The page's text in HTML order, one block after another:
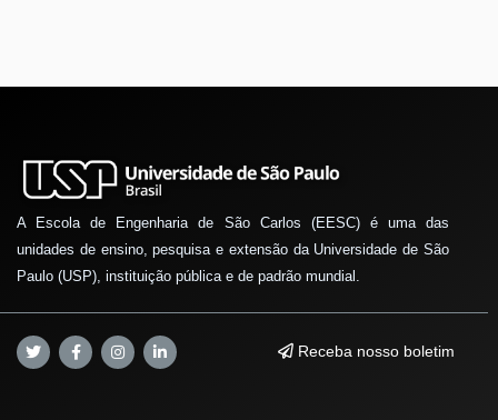
A Escola de Engenharia de São Carlos (EESC) é uma das
unidades de ensino, pesquisa e extensão da Universidade de São
Paulo (USP), instituição pública e de padrão mundial.
Receba nosso boletim